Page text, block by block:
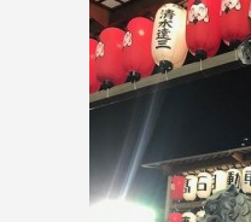
e
b
o
o
k